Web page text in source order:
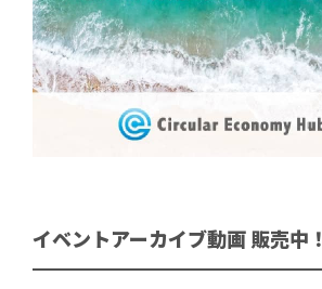
イベントアーカイブ動画 販売中！